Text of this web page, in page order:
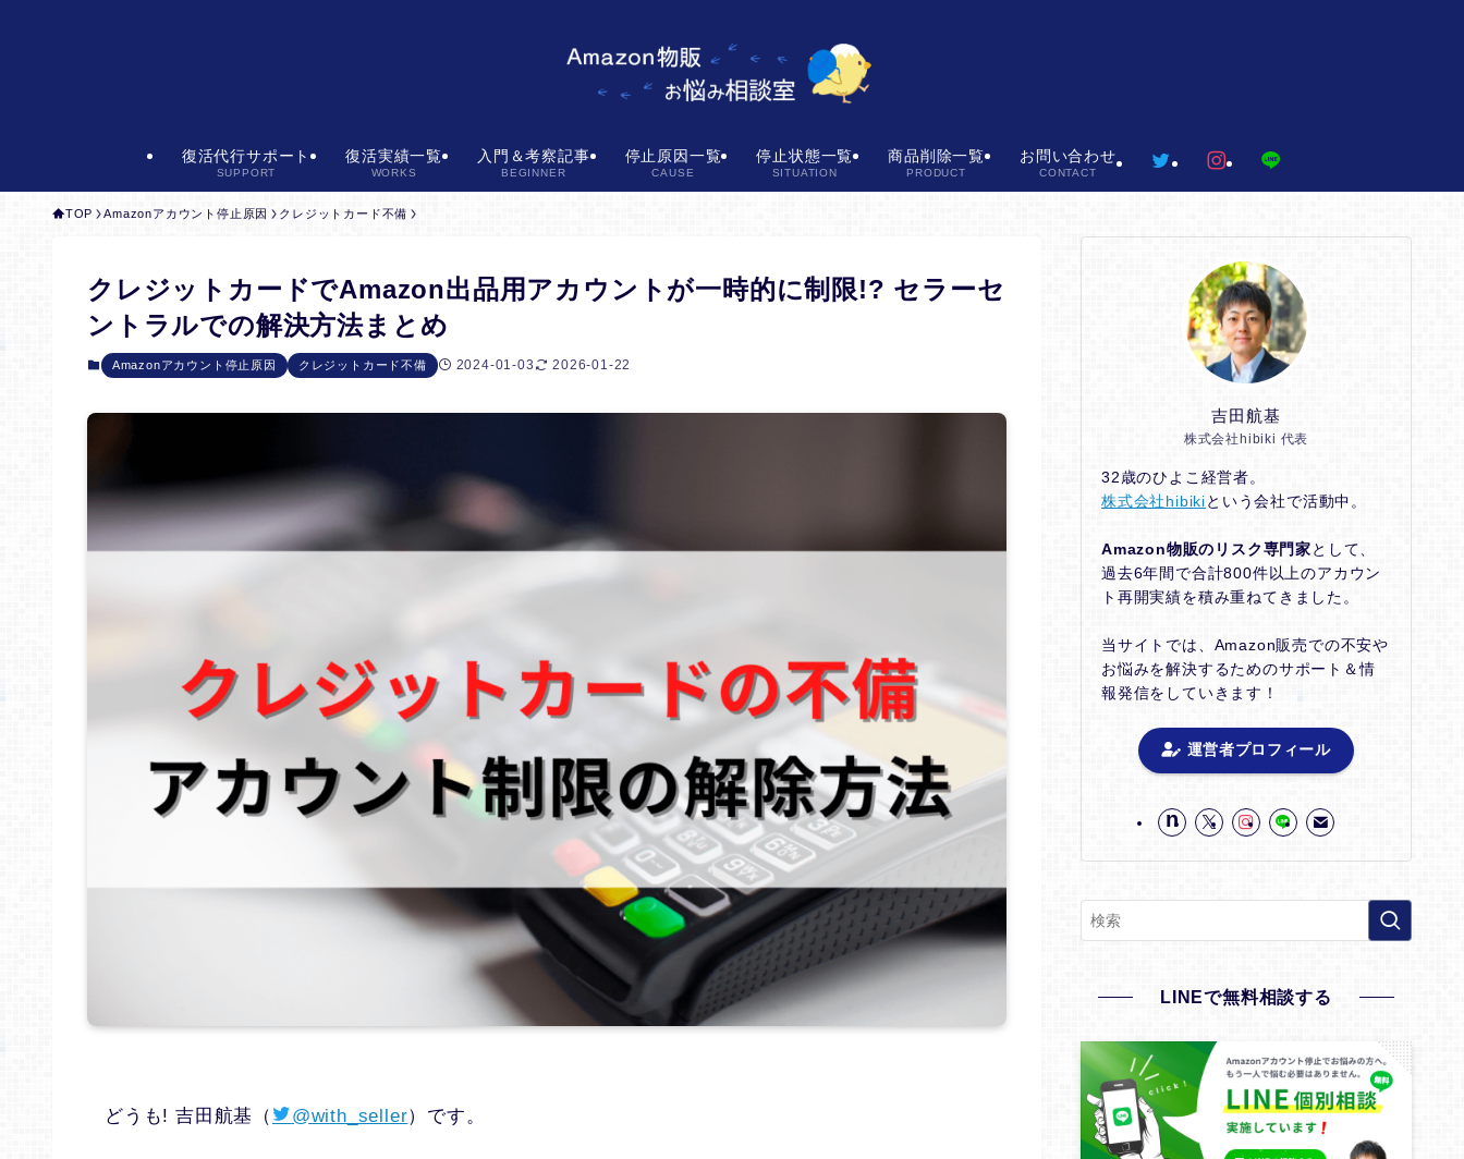
復活代行サポート
SUPPORT
復活実績一覧
WORKS
入門＆考察記事
BEGINNER
停止原因一覧
CAUSE
停止状態一覧
SITUATION
商品削除一覧
PRODUCT
お問い合わせ
CONTACT
TOP Amazonアカウント停止原因 クレジットカード不備
クレジットカードでAmazon出品用アカウントが一時的に制限!? セラーセ
ントラルでの解決方法まとめ
Amazonアカウント停止原因 クレジットカード不備 2024-01-03 2026-01-22
どうも! 吉田航基（ @with_seller）です。
吉田航基
株式会社hibiki 代表
32歳のひよこ経営者。
株式会社hibikiという会社で活動中。
Amazon物販のリスク専門家として、
過去6年間で合計800件以上のアカウン
ト再開実績を積み重ねてきました。
当サイトでは、Amazon販売での不安や
お悩みを解決するためのサポート＆情
報発信をしていきます！
運営者プロフィール
LINEで無料相談する